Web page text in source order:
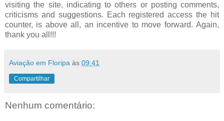
visiting the site, indicating to others or posting comments,
criticisms and suggestions. Each registered access the hit
counter, is above all, an incentive to move forward. Again,
thank you all!!!
Aviação em Floripa às 09:41
Compartilhar
Nenhum comentário: